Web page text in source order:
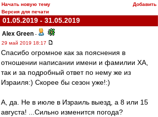
Начать новую тему
Добавить
Версия для печати
01.05.2019 - 31.05.2019
Alex Green -
29 май 2019 18:17
Спасибо огромное как за пояснения в
отношении написании имени и фамилии ХА,
так и за подробный ответ по нему же из
Израиля:) Скорее бы сезон уже!:)
А, да. Не в июле в Израиль выезд, а 8 или 15
августа! ...Сильно изменится погода?